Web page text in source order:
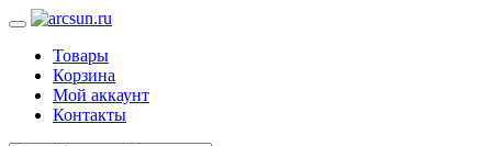
Товары
Корзина
Мой аккаунт
Контакты